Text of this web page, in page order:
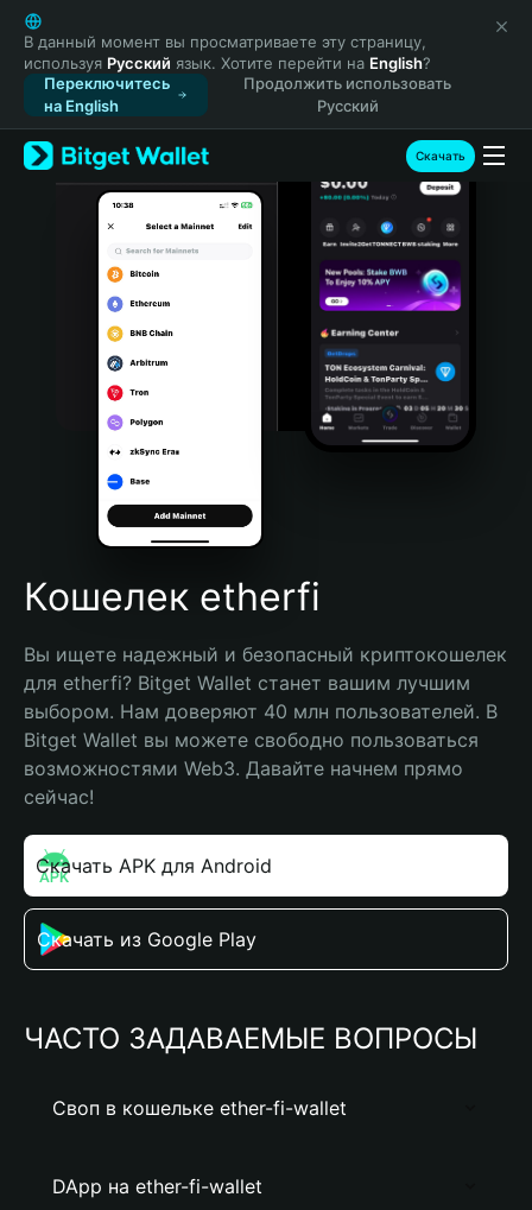
English
日本語
Tiếng Việt
Русский
Español (Latinoamérica)
Türkçe
Italiano
Português (Portugal)
Bahasa Indonesia
Português (Brasil)
Español (Argentina)
В данный момент вы просматриваете эту страницу,
используя Русский язык. Хотите перейти на English?
Переключитесь
на English
Продолжить использовать
Русский
Скачать
Кошелек etherfi
Вы ищете надежный и безопасный криптокошелек
для etherfi? Bitget Wallet станет вашим лучшим
выбором. Нам доверяют 40 млн пользователей. В
Bitget Wallet вы можете свободно пользоваться
возможностями Web3. Давайте начнем прямо
сейчас!
Скачать APK для Android
Скачать из Google Play
ЧАСТО ЗАДАВАЕМЫЕ ВОПРОСЫ
Своп в кошельке ether-fi-wallet
DApp на ether-fi-wallet